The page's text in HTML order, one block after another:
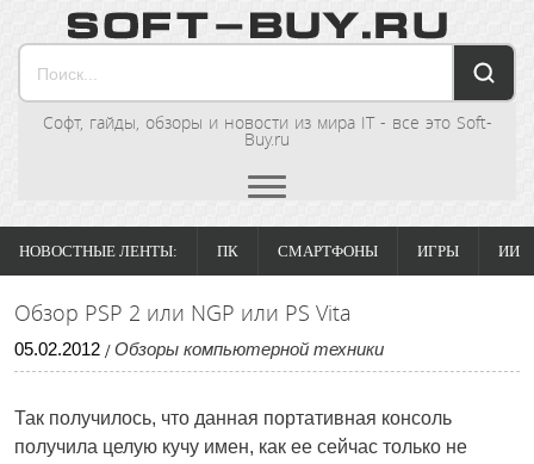
Софт, гайды, обзоры и новости из мира IT - все это Soft-
Buy.ru
НОВОСТНЫЕ ЛЕНТЫ: ПК СМАРТФОНЫ ИГРЫ ИИ
Обзор PSP 2 или NGP или PS Vita
05.02.2012 / Обзоры компьютерной техники
Так получилось, что данная портативная консоль
получила целую кучу имен, как ее сейчас только не